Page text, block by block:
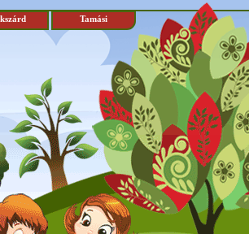
Tamási